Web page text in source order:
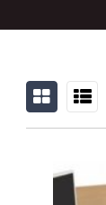
GRIDLIST